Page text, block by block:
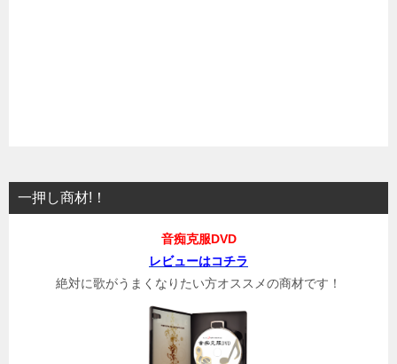
一押し商材!！
音痴克服DVD
レビューはコチラ
絶対に歌がうまくなりたい方オススメの商材です！